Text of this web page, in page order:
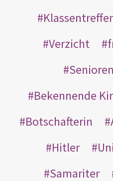
Verzicht
Senioren
Bekennende
Botschafterin
Hitler
Uni
Samariter